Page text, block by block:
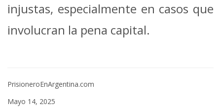
injustas, especialmente en casos que
involucran la pena capital.
PrisioneroEnArgentina.com
Mayo 14, 2025